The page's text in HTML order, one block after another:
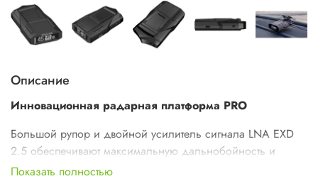
Описание
Инновационная радарная платформа PRO
Большой рупор и двойной усилитель сигнала LNA EXD
2.5 обеспечивают максимальную дальнобойность и
точность детектирования. Не имеющая аналогов особая
Показать полностью